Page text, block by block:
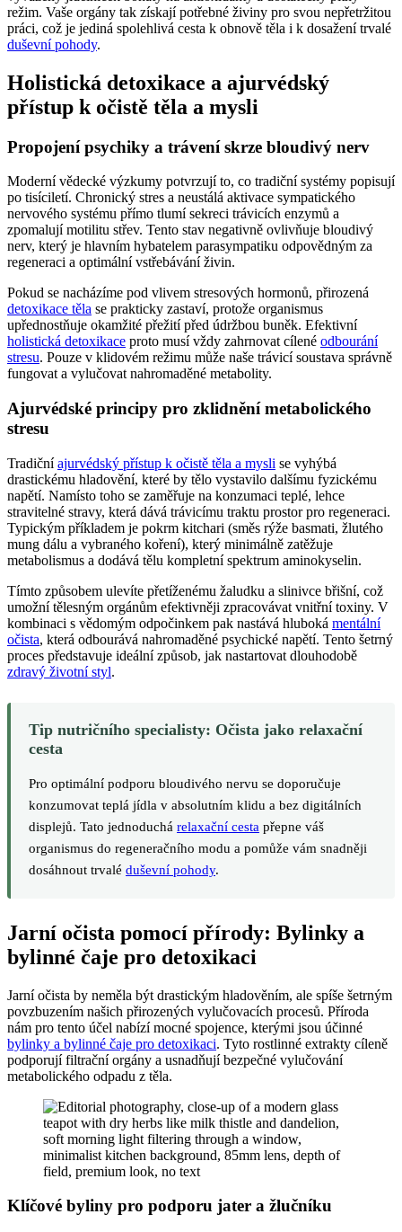
režim. Vaše orgány tak získají potřebné živiny pro svou nepřetržitou
práci, což je jediná spolehlivá cesta k obnově těla i k dosažení trvalé
duševní pohody.
Holistická detoxikace a ajurvédský
přístup k očistě těla a mysli
Propojení psychiky a trávení skrze bloudivý nerv
Moderní vědecké výzkumy potvrzují to, co tradiční systémy popisují
po tisíciletí. Chronický stres a neustálá aktivace sympatického
nervového systému přímo tlumí sekreci trávicích enzymů a
zpomalují motilitu střev. Tento stav negativně ovlivňuje bloudivý
nerv, který je hlavním hybatelem parasympatiku odpovědným za
regeneraci a optimální vstřebávání živin.
Pokud se nacházíme pod vlivem stresových hormonů, přirozená
detoxikace těla se prakticky zastaví, protože organismus
upřednostňuje okamžité přežití před údržbou buněk. Efektivní
holistická detoxikace proto musí vždy zahrnovat cílené odbourání
stresu. Pouze v klidovém režimu může naše trávicí soustava správně
fungovat a vylučovat nahromaděné metabolity.
Ajurvédské principy pro zklidnění metabolického
stresu
Tradičníajurvédský přístup k očistě těla a mysli se vyhýbá
drastickému hladovění, které by tělo vystavilo dalšímu fyzickému
napětí. Namísto toho se zaměřuje na konzumaci teplé, lehce
stravitelné stravy, která dává trávicímu traktu prostor pro regeneraci.
Typickým příkladem je pokrm kitchari (směs rýže basmati, žlutého
mung dálu a vybraného koření), který minimálně zatěžuje
metabolismus a dodává tělu kompletní spektrum aminokyselin.
Tímto způsobem ulevíte přetíženému žaludku a slinivce břišní, což
umožní tělesným orgánům efektivněji zpracovávat vnitřní toxiny. V
kombinaci s vědomým odpočinkem pak nastává hluboká mentální
očista, která odbourává nahromaděné psychické napětí. Tento šetrný
proces představuje ideální způsob, jak nastartovat dlouhodobě
zdravý životní styl.
Tip nutričního specialisty: Očista jako relaxační
cesta
Pro optimální podporu bloudivého nervu se doporučuje
konzumovat teplá jídla v absolutním klidu a bez digitálních
displejů. Tato jednoduchá relaxační cesta přepne váš
organismus do regeneračního modu a pomůže vám snadněji
dosáhnout trvalé duševní pohody.
Jarní očista pomocí přírody: Bylinky a
bylinné čaje pro detoxikaci
Jarní očista by neměla být drastickým hladověním, ale spíše šetrným
povzbuzením našich přirozených vylučovacích procesů. Příroda
nám pro tento účel nabízí mocné spojence, kterými jsou účinné
bylinky a bylinné čaje pro detoxikaci. Tyto rostlinné extrakty cíleně
podporují filtrační orgány a usnadňují bezpečné vylučování
metabolického odpadu z těla.
Klíčové byliny pro podporu jater a žlučníku